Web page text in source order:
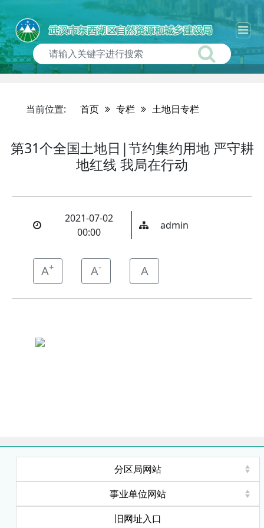
当前位置: 首页 专栏 土地日专栏
第31个全国土地日|节约集约用地 严守耕
地红线 我局在行动
2021-07-02
00:00
admin
A+ A- A
分区局网站
事业单位网站
旧网址入口